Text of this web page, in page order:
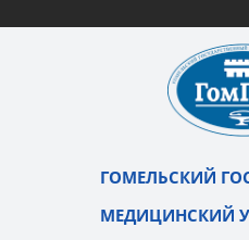
ГОМЕЛЬСКИЙ
МЕДИЦИНСКИЙ